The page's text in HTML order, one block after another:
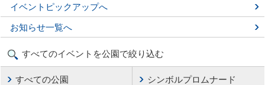
イベントピックアップへ
お知らせ一覧へ
すべてのイベントを公園で絞り込む
すべての公園 シンボルプロムナード